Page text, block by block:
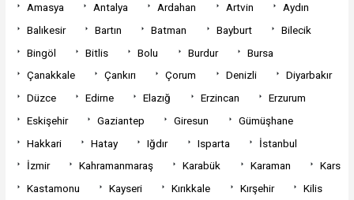
Amasya
Antalya Ardahan Artvin
Aydın
Balıkesir
Bartın Batman Bayburt
Bilecik
Bingöl
Bitlis Bolu Burdur
Bursa
Çanakkale
Çankırı Çorum Denizli
Diyarbakır
Düzce
Edirne Elazığ Erzincan
Erzurum
Eskişehir
Gaziantep Giresun
Gümüşhane
Hakkari
Hatay Iğdır Isparta
İstanbul
İzmir
Kahramanmaraş Karabük Karaman
Kars
Kastamonu
Kayseri Kırıkkale Kırşehir
Kilis